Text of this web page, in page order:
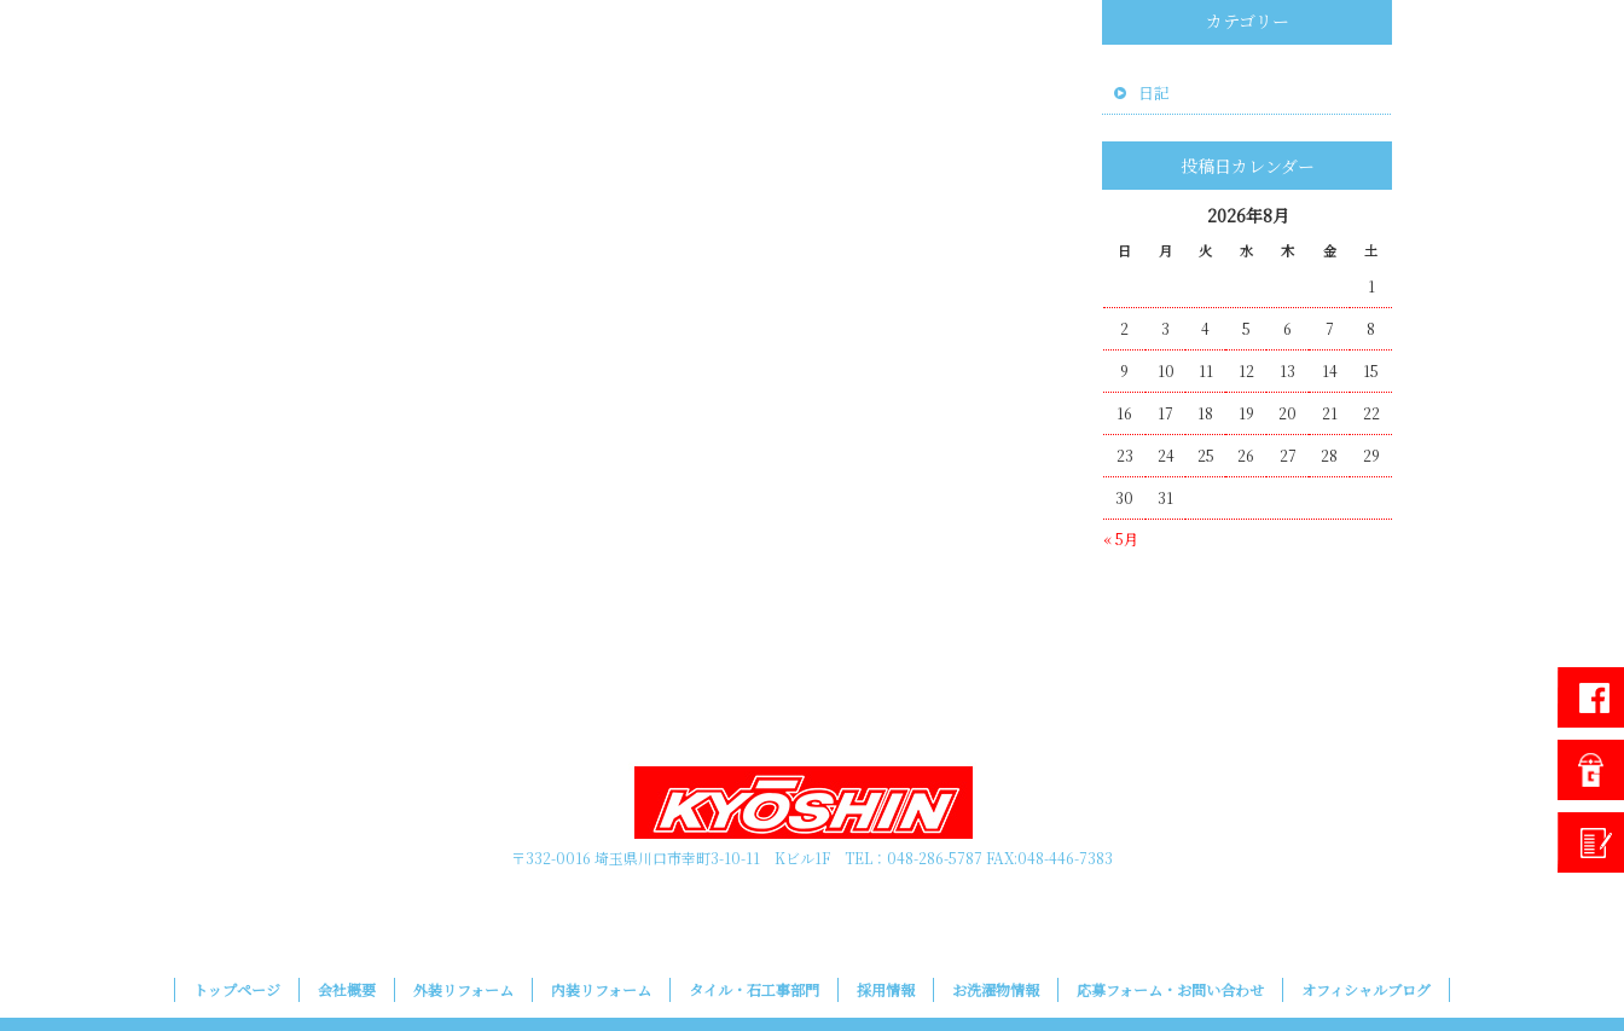
カテゴリー
日記
投稿日カレンダー
2026年8月
日 月 火 水 木 金 土
« 5月
1
2 3 4 5 6 7 8
9 10 11 12 13 14 15
16 17 18 19 20 21 22
23 24 25 26 27 28 29
30 31
トップページ 会社概要 外装リフォーム 内装リフォーム タイル・石工事部門 採用情報 お洗濯物情報 応募フォーム・お問い合わせ オフィシャルブログ
〒332-0016 埼玉県川口市幸町3-10-11 Kビル1F TEL：048-286-5787 FAX:048-446-7383